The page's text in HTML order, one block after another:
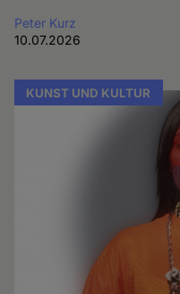
Peter Kurz
10.07.2026
KUNST UND KULTUR